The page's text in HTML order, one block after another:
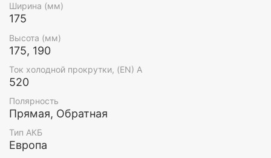
Ширина (мм)
175
Высота (мм)
175, 190
Ток холодной прокрутки, (EN) А
520
Полярность
Прямая, Обратная
Тип АКБ
Европа